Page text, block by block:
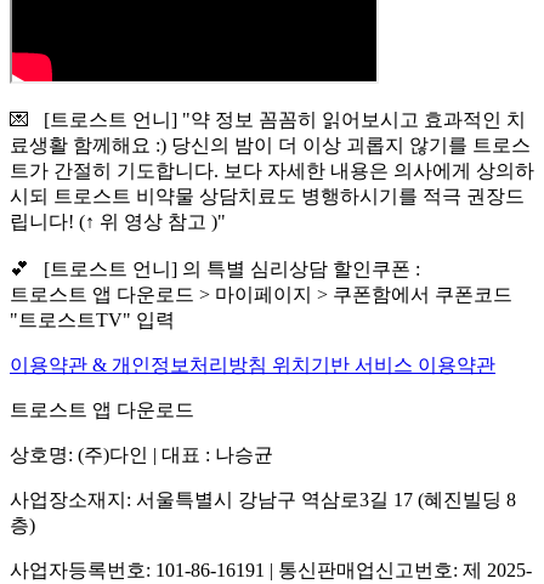
💌 [트로스트 언니] "약 정보 꼼꼼히 읽어보시고 효과적인 치
료생활 함께해요 :) 당신의 밤이 더 이상 괴롭지 않기를 트로스
트가 간절히 기도합니다. 보다 자세한 내용은 의사에게 상의하
시되 트로스트 비약물 상담치료도 병행하시기를 적극 권장드
립니다! (↑ 위 영상 참고 )"
💕 [트로스트 언니] 의 특별 심리상담 할인쿠폰 :
트로스트 앱 다운로드 > 마이페이지 > 쿠폰함에서 쿠폰코드
"트로스트TV" 입력
이용약관 & 개인정보처리방침 위치기반 서비스 이용약관
트로스트 앱 다운로드
상호명: (주)다인 | 대표 : 나승균
사업장소재지: 서울특별시 강남구 역삼로3길 17 (혜진빌딩 8
층)
사업자등록번호: 101-86-16191 | 통신판매업신고번호: 제 2025-